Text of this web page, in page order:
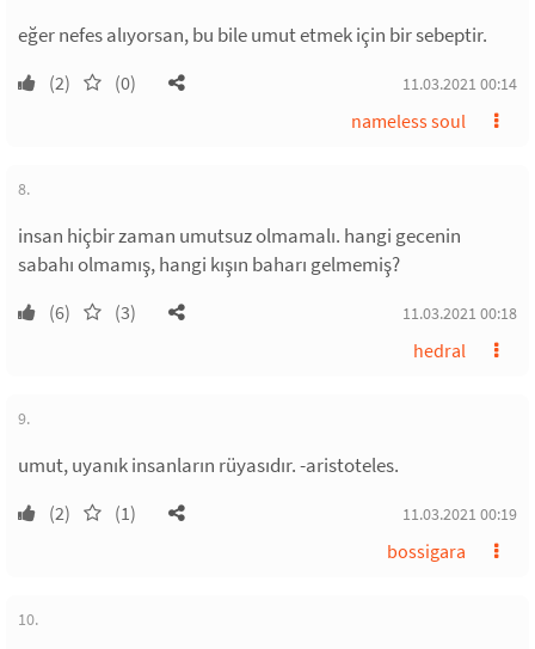
eğer nefes alıyorsan, bu bile umut etmek için bir sebeptir.
(2) (0) 11.03.2021 00:14
nameless soul
8.
insan hiçbir zaman umutsuz olmamalı. hangi gecenin
sabahı olmamış, hangi kışın baharı gelmemiş?
(6) (3) 11.03.2021 00:18
hedral
9.
umut, uyanık insanların rüyasıdır. -aristoteles.
(2) (1) 11.03.2021 00:19
bossigara
10.